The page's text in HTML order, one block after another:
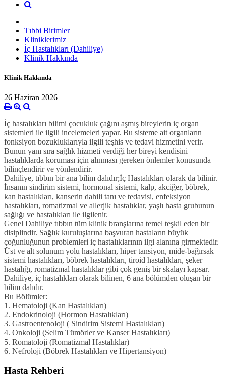
Tıbbi Birimler
Kliniklerimiz
İç Hastalıkları (Dahiliye)
Klinik Hakkında
Klinik Hakkında
26 Haziran 2026
İç hastalıkları bilimi çocukluk çağını aşmış bireylerin iç organ
sistemleri ile ilgili incelemeleri yapar. Bu sisteme ait organların
fonksiyon bozukluklarıyla ilgili teşhis ve tedavi hizmetini verir.
Bunun yanı sıra sağlık hizmeti verdiği her bireyi kendisini
hastalıklarda koruması için alınması gereken önlemler konusunda
bilinçlendirir ve yönlendirir.
Dahiliye, tıbbın bir ana bilim dalıdır;İç Hastalıkları olarak da bilinir.
İnsanın sindirim sistemi, hormonal sistemi, kalp, akciğer, böbrek,
kan hastalıkları, kanserin dahili tanı ve tedavisi, enfeksiyon
hastalıkları, romatizmal ve allerjik hastalıklar, yaşlı hasta grubunun
sağlığı ve hastalıkları ile ilgilenir.
Genel Dahiliye tıbbın tüm klinik branşlarına temel teşkil eden bir
disiplindir. Sağlık kuruluşlarına başvuran hastaların büyük
çoğunluğunun problemleri iç hastalıklarının ilgi alanına girmektedir.
Üst ve alt solunum yolu hastalıkları, hiper tansiyon, mide-bağırsak
sistemi hastalıkları, böbrek hastalıkları, tiroid hastalıkları, şeker
hastalığı, romatizmal hastalıklar gibi çok geniş bir skalayı kapsar.
Dahiliye, iç hastalıkları olarak bilinen, 6 ana bölümden oluşan bir
bilim dalıdır.
Bu Bölümler:
1. Hematoloji (Kan Hastalıkları)
2. Endokrinoloji (Hormon Hastalıkları)
3. Gastroentenoloji ( Sindirim Sistemi Hastalıkları)
4. Onkoloji (Selim Tümörler ve Kanser Hastalıkları)
5. Romatoloji (Romatizmal Hastalıklar)
6. Nefroloji (Böbrek Hastalıkları ve Hipertansiyon)
Hasta Rehberi